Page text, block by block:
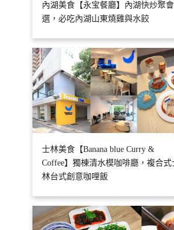
內湖美食【永宝餐廳】內湖快炒聚
選，必吃內湖山東燒雞與水餃
士林美食【Banana blue Curry &
Coffee】獨棟清水模咖啡廳，複合式
林台式創意咖哩飯